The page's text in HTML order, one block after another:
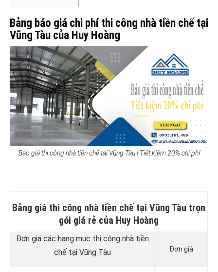
Bảng báo giá chi phí thi công nhà tiền chế tại
Vũng Tàu của Huy Hoàng
Báo giá thi công nhà tiền chế tại Vũng Tàu | Tiết kiệm 20% chi phí
Bảng giá thi công nhà tiền chế tại Vũng Tàu trọn
gói giá rẻ của Huy Hoàng
Đơn giá các hạng mục thi công nhà tiền
chế tại Vũng Tàu
Đơn giá